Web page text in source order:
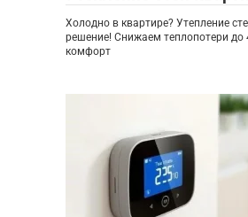
Холодно в квартире? Утепление
решение! Снижаем теплопотери до
комфорт